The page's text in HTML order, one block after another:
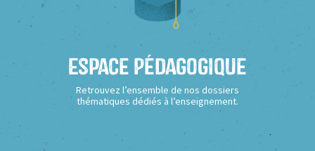
Espace Pédagogique
Retrouvez l’ensemble de nos dossiers
thématiques dédiés à l’enseignement.